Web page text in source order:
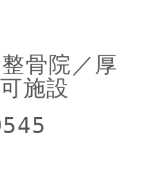
骨院／厚
施設